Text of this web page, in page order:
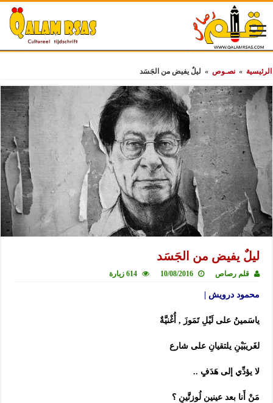
الرئيسية » نصـوص » ليلٌ يفيض من الجَسَد
ليلٌ يفيض من الجَسَد
قلم رصاص 10/08/2016 614 زيارة
محمود درويش |
ياسَمينُ على لَيْلِ تَمَوزَ , أُغْنيَّةٌ
لغَريبَيْنِ يلتقيانِ على شارع
لا يؤدِّي إلى هَدَفٍ ..
مَنْ أَنا بعد عينين لُوزتَّينِ ؟